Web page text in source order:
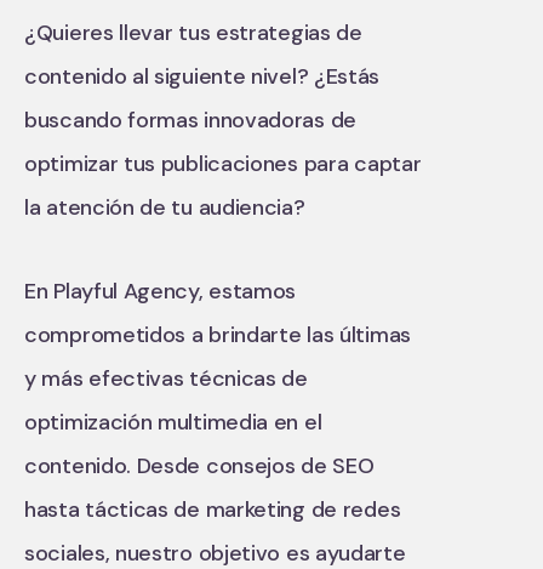
¿Quieres llevar tus estrategias de
contenido al siguiente nivel? ¿Estás
buscando formas innovadoras de
optimizar tus publicaciones para captar
la atención de tu audiencia?
En Playful Agency, estamos
comprometidos a brindarte las últimas
y más efectivas técnicas de
optimización multimedia en el
contenido. Desde consejos de SEO
hasta tácticas de marketing de redes
sociales, nuestro objetivo es ayudarte